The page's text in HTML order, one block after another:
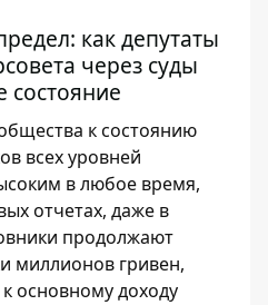
как депутаты
через суды
к состоянию
всех уровней
в любое время,
отчетах, даже в
продолжают
миллионов гривен,
основному доходу